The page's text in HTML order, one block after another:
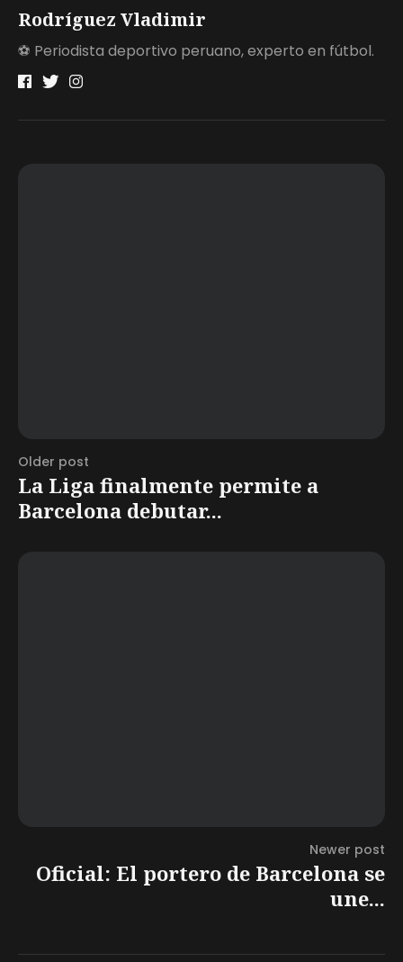
Rodríguez Vladimir
⚽ Periodista deportivo peruano, experto en fútbol.
Older post
La Liga finalmente permite a
Barcelona debutar...
Newer post
Oficial: El portero de Barcelona se
une...